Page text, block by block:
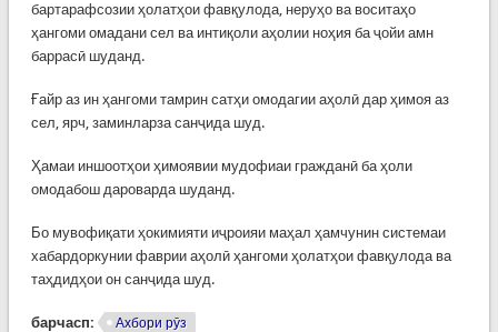
бартарафсозии ҳолатҳои фавқулода, неруҳо ва воситаҳо
ҳангоми омадани сел ва интиқоли аҳолии ноҳия ба ҷойи амн
баррасӣ шуданд.
Ғайр аз ин ҳангоми тамрин сатҳи омодагии аҳолӣ дар ҳимоя аз
сел, ярч, заминларза санҷида шуд.
Ҳамаи иншоотҳои ҳимоявии мудофиаи гражданӣ ба ҳоли
омодабош дароварда шуданд.
Бо мувофиқати ҳокимияти иҷроияи маҳал ҳамчунин системаи
хабардоркунии фаврии аҳолӣ ҳангоми ҳолатҳои фавқулода ва
таҳдидҳои он санҷида шуд.
барчасп: Ахбори рӯз